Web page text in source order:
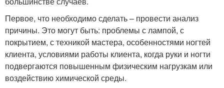
Первое, что необходимо сделать – провести анализ
причины. Это могут быть: проблемы с лампой, с
покрытием, с техникой мастера, особенностями ногтей
клиента, условиями работы клиента, когда руки и ногти
подвергаются повышенным физическим нагрузкам или
воздействию химической среды.